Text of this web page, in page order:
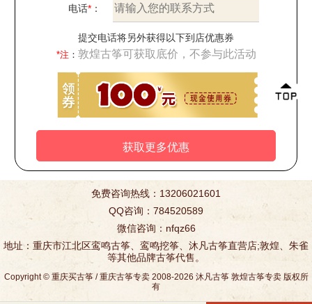
电话*：
提交电话将另外获得以下到店优惠券
*注 ： 敦煌古筝可获取底价，不参与此活动
免费咨询热线：13206021601
QQ咨询：784520589
微信咨询：nfqz66
地址：重庆市江北区鸾鸣古筝、鸾鸣挖筝、沐凡古筝直营店;敦煌、朱雀
等其他品牌古筝代售。
Copyright © 重庆买古筝/重庆古筝专卖2008-2026 沐凡古筝 敦煌古筝专卖版权所
有